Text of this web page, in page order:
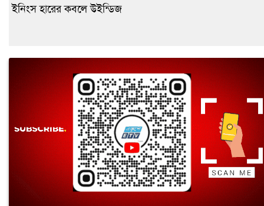
ইনিংস হারের কবলে উইন্ডিজ